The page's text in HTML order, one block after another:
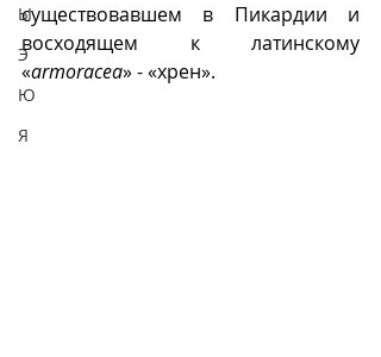
Ы
Э
Ю
Я
существовавшем в Пикардии и
восходящем к латинскому
«armoracea» - «хрен».